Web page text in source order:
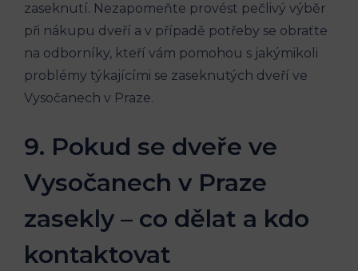
zaseknutí. Nezapomeňte provést pečlivý výběr
při nákupu dveří a v případě potřeby se obraťte
na odborníky, kteří vám pomohou s jakýmikoli
problémy týkajícími se zaseknutých dveří ve
Vysočanech v Praze.
9. Pokud se dveře ve
Vysočanech v Praze
zasekly – co dělat a kdo
kontaktovat